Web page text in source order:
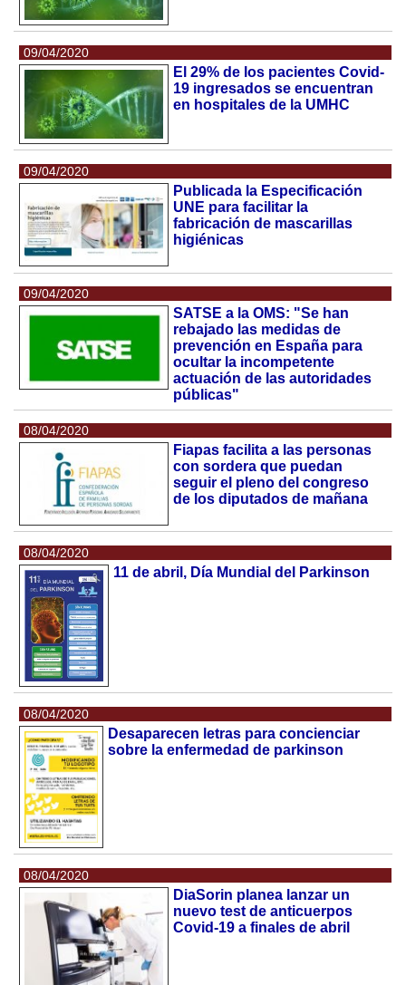
09/04/2020
El 29% de los pacientes Covid-
19 ingresados se encuentran
en hospitales de la UMHC
09/04/2020
Publicada la Especificación
UNE para facilitar la
fabricación de mascarillas
higiénicas
09/04/2020
SATSE a la OMS: "Se han
rebajado las medidas de
prevención en España para
ocultar la incompetente
actuación de las autoridades
públicas"
08/04/2020
Fiapas facilita a las personas
con sordera que puedan
seguir el pleno del congreso
de los diputados de mañana
08/04/2020
11 de abril, Día Mundial del Parkinson
08/04/2020
Desaparecen letras para concienciar
sobre la enfermedad de parkinson
08/04/2020
DiaSorin planea lanzar un
nuevo test de anticuerpos
Covid-19 a finales de abril